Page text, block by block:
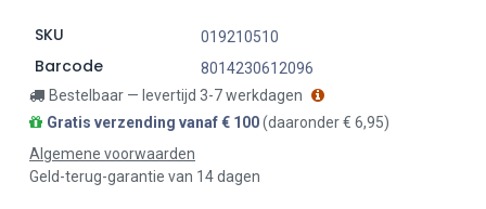
SKU 019210510
Barcode
8014230612096
Bestelbaar — levertijd 3-7 werkdagen
Gratis verzending vanaf € 100(daaronder € 6,95)
Algemene voorwaarden
Geld-terug-garantie van 14 dagen